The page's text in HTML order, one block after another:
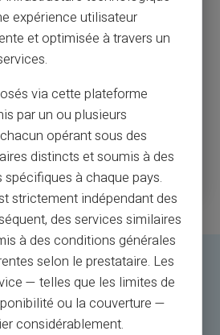
advarer om stadig mere
rapporteret under pandemien.
Service siger, at der har været en
under COVID-19.
at bruge ulovligt opnåede
kortindehavernes viden.
expérience utilisateur
et optimisée à travers un
via cette plateforme
par un ou plusieurs
opérant sous des
distincts et soumis à des
à chaque pays.
strictement indépendant des
des services similaires
à des conditions générales
selon le prestataire. Les
— telles que les limites de
ou la couverture —
considérablement.